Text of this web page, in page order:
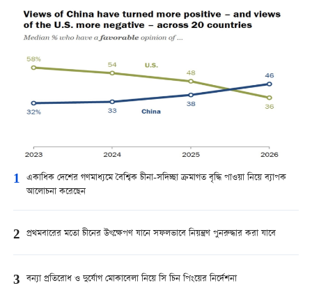
1 একাধিক দেশের গণমাধ্যমে বৈশ্বিক চীনা-সদিচ্ছা ক্রমাগত বৃদ্ধি পাওয়া নিয়ে ব্যাপক
আলোচনা করেছেন
2 প্রথমবারের মতো চীনের উৎক্ষেপণ যানে সফলভাবে নিয়ন্ত্রণ পুনরুদ্ধার করা যাবে
3 বন্যা প্রতিরোধ ও দুর্যোগ মোকাবেলা নিয়ে সি চিন পিংয়ের নির্দেশনা